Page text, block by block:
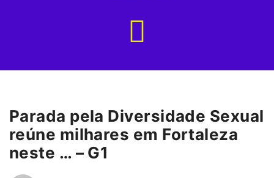
Parada pela Diversidade Sexual
reúne milhares em Fortaleza
neste … – G1